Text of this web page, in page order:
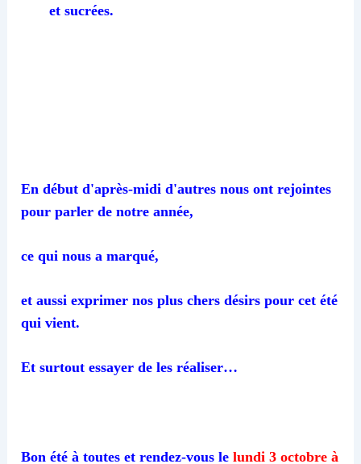
et sucrées.
En début d'après-midi d'autres nous ont rejointes
pour parler de notre année,
ce qui nous a marqué,
et aussi exprimer nos plus chers désirs pour cet été
qui vient.
Et surtout essayer de les réaliser…
Bon été à toutes et rendez-vous lelundi 3 octobre à